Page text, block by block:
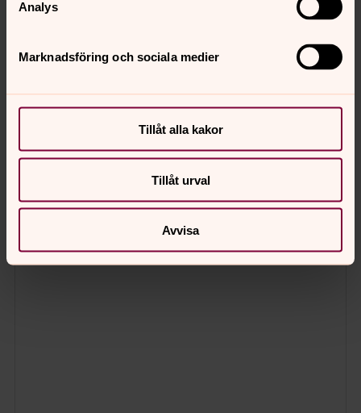
Analys
Marknadsföring och sociala medier
Tillåt alla kakor
Tillåt urval
Avvisa